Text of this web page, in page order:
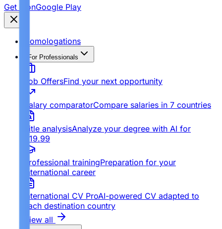
Get it onGoogle Play
Homologations
For Professionals
Job OffersFind your next opportunity
Salary comparatorCompare salaries in 7 countries
Title analysisAnalyze your degree with AI for
€19.99
Professional trainingPreparation for your
international career
International CV ProAI-powered CV adapted to
each destination country
View all